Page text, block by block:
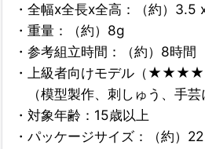
・全幅x全長x全高：（約）
・重量：（約）8g
・参考組立時間：（約）8時間
・上級者向けモデル（
（模型製作、刺しゅう、手芸
・対象年齢：15歳以上
・パッケージサイズ：（約）